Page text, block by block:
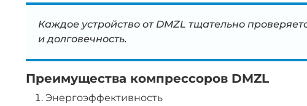
Каждое устройство от DMZL тщательно
и долговечность.
Преимущества компрессоров DMZL
Энергоэффективность